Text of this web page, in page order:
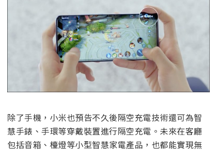
除了手機，小米也預告不久後隔空充電技術還可為智
慧手錶、手環等穿戴裝置進行隔空充電。未來在客廳
包括音箱、檯燈等小型智慧家電產品，也都能實現無